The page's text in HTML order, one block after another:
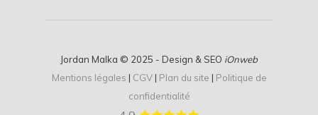
Jordan Malka © 2025 - Design & SEO iOnweb
Mentions légales | CGV| Plan du site | Politique de
confidentialité